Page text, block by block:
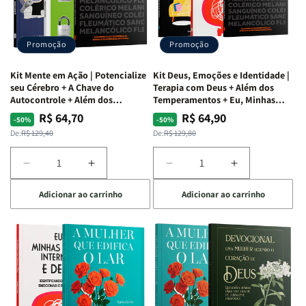
Vício
Agradar
a
Todos
+
Raiz
da
Rejeição
Insatisfação.
Vício
de
Agradar
Todos
+
Raiz
O
Insatisfação.
+
Devocional
+
Devocional
Promoção
Kit Mente em Ação | Potencialize
seu Cérebro + A Chave do
Autocontrole + Além dos
Temperamentos
-50%
Preço
normal
De:R$ 129,40
Preço
promocional
R$ 64,70
Diminuir
a
quantidade
de
Mente
em
Ação
Potencialize
Aumentar
a
quantidade
de
Kit
Mente
em
Ação
|
Potencialize
Adicionar ao carrinho
Promoção
Kit Deus, Emoções e Identidade |
Terapia com Deus + Além dos
Temperamentos + Eu, Minhas
Feridas e Deus
-50%
Preço
normal
De:R$ 129,80
Preço
promocional
R$ 64,90
Diminuir
a
quantidade
de
Kit
Deus,
Emoções
e
Identidade
|
Aumentar
a
quantidade
de
Kit
Deus,
Emoções
e
Identidade
|
Adicionar ao carrinho